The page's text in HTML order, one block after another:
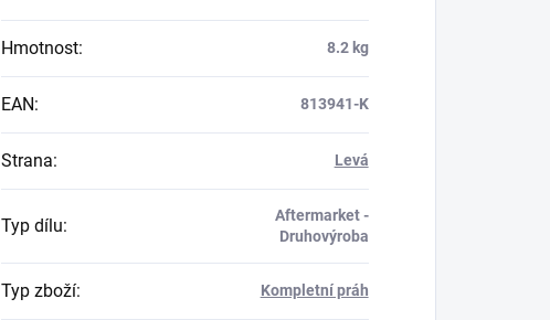
Hmotnost: 8.2 kg
EAN: 813941-K
Strana: Levá
Typ dílu:
Aftermarket -
Druhovýroba
Typ zboží: Kompletní práh